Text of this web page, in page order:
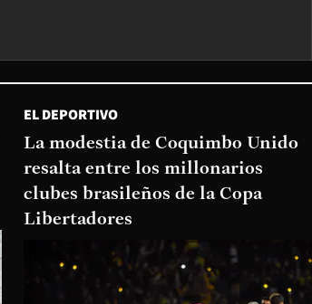
EL DEPORTIVO
La modestia de Coquimbo Unido
resalta entre los millonarios
clubes brasileños de la Copa
Libertadores